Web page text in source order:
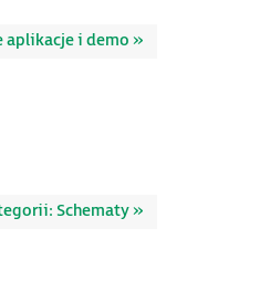
aplikacje i demo »
Schematy »